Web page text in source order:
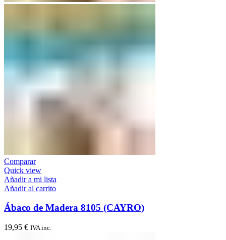
Comparar
Quick view
Añadir a mi lista
Añadir al carrito
Ábaco de Madera 8105 (CAYRO)
19,95 € IVA inc.